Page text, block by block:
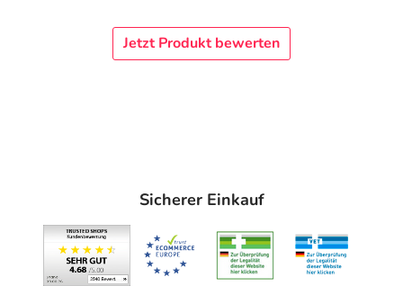
Jetzt Produkt bewerten
Sicherer Einkauf